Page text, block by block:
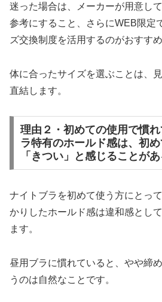
迷った場合は、メーカーが用意し
参考にすること、さらにWEB限定
ズ交換制度を活用するのがおすすめ
体に合ったサイズを選ぶことは、
直結します。
理由２・初めての使用で慣
ラ特有のホールド感は、初
「きつい」と感じることが
ナイトブラを初めて使う方にとっ
かりしたホールド感は違和感とし
ます。
昼用ブラに慣れていると、やや締
うのは自然なことです。